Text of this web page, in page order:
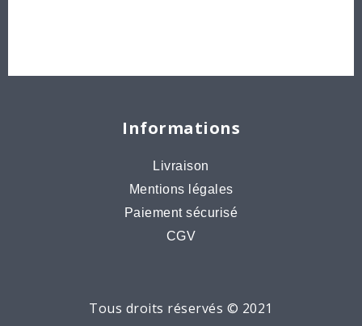
Informations
Livraison
Mentions légales
Paiement sécurisé
CGV
Tous droits réservés © 2021